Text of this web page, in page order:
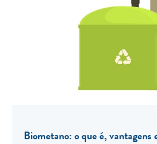
Biometano: o que é, vantagens